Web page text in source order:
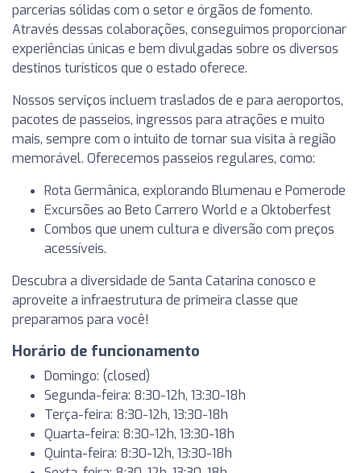
parcerias sólidas com o setor e órgãos de fomento.
Através dessas colaborações, conseguimos proporcionar
experiências únicas e bem divulgadas sobre os diversos
destinos turísticos que o estado oferece.
Nossos serviços incluem traslados de e para aeroportos,
pacotes de passeios, ingressos para atrações e muito
mais, sempre com o intuito de tornar sua visita à região
memorável. Oferecemos passeios regulares, como:
Rota Germânica, explorando Blumenau e Pomerode
Excursões ao Beto Carrero World e a Oktoberfest
Combos que unem cultura e diversão com preços
acessíveis.
Descubra a diversidade de Santa Catarina conosco e
aproveite a infraestrutura de primeira classe que
preparamos para você!
Horário de funcionamento
Domingo: (closed)
Segunda-feira: 8:30-12h, 13:30-18h
Terça-feira: 8:30-12h, 13:30-18h
Quarta-feira: 8:30-12h, 13:30-18h
Quinta-feira: 8:30-12h, 13:30-18h